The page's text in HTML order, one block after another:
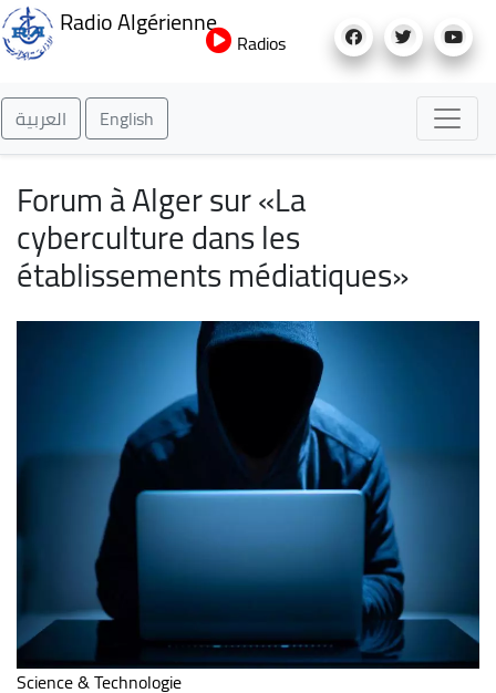
au
Radio Algérienne
Radios
العربية English
Forum à Alger sur «La
cyberculture dans les
établissements médiatiques»
Science & Technologie